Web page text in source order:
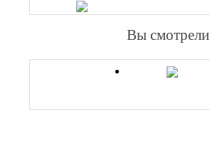
Вы смотрели